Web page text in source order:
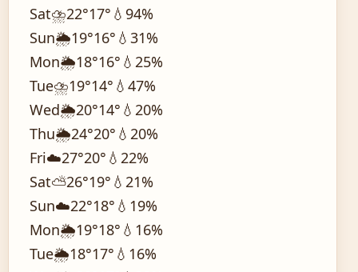
Sat⛈️22°17° 💧94%
Sun🌦️19°16° 💧31%
Mon🌦️18°16° 💧25%
Tue⛈️19°14° 💧47%
Wed🌦️20°14° 💧20%
Thu🌦️24°20° 💧20%
Fri☁️27°20° 💧22%
Sat⛅26°19° 💧21%
Sun☁️22°18° 💧19%
Mon🌦️19°18° 💧16%
Tue🌦️18°17° 💧16%